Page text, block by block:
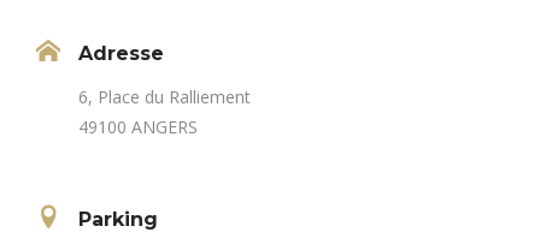
Adresse
6, Place du Ralliement
49100 ANGERS
Parking